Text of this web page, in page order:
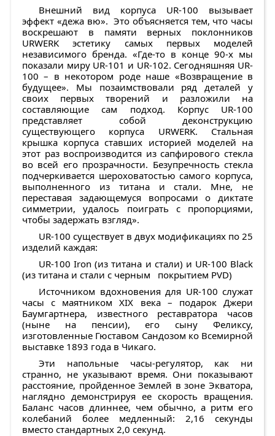
Внешний вид корпуса UR-100 вызывает
эффект «дежа вю». Это объясняется тем, что часы
воскрешают в памяти верных поклонников
URWERK эстетику самых первых моделей
независимого бренда. «Где-то в конце 90-х мы
показали миру UR-101 и UR-102. Сегодняшняя UR-
100 – в некотором роде наше «Возвращение в
будущее». Мы позаимствовали ряд деталей у
своих первых творений и разложили на
составляющие сам подход. Корпус UR-100
представляет собой деконструкцию
существующего корпуса URWERK. Стальная
крышка корпуса ставших историей моделей на
этот раз воспроизводится из сапфирового стекла
во всей его прозрачности. Безупречность стекла
подчеркивается шероховатостью самого корпуса,
выполненного из титана и стали. Мне, не
переставая задающемуся вопросами о диктате
симметрии, удалось поиграть с пропорциями,
чтобы задержать взгляд».
UR-100 существует в двух модификациях по 25
изделий каждая:
UR-100 Iron (из титана и стали) и UR-100 Black
(из титана и cтали с черным покрытием PVD)
Источником вдохновения для UR-100 служат
часы с маятником XIX века – подарок Джери
Баумгартнера, известного реставратора часов
(ныне на пенсии), его сыну Феликсу,
изготовленные Гюставом Сандозом ко Всемирной
выставке 1893 года в Чикаго.
Эти напольные часы-регулятор, как ни
странно, не указывают время. Они показывают
расстояние, пройденное Землей в зоне Экватора,
наглядно демонстрируя ее скорость вращения.
Баланс часов длиннее, чем обычно, а ритм его
колебаний более медленный: 2,16 секунды
вместо стандартных 2,0 секунд.